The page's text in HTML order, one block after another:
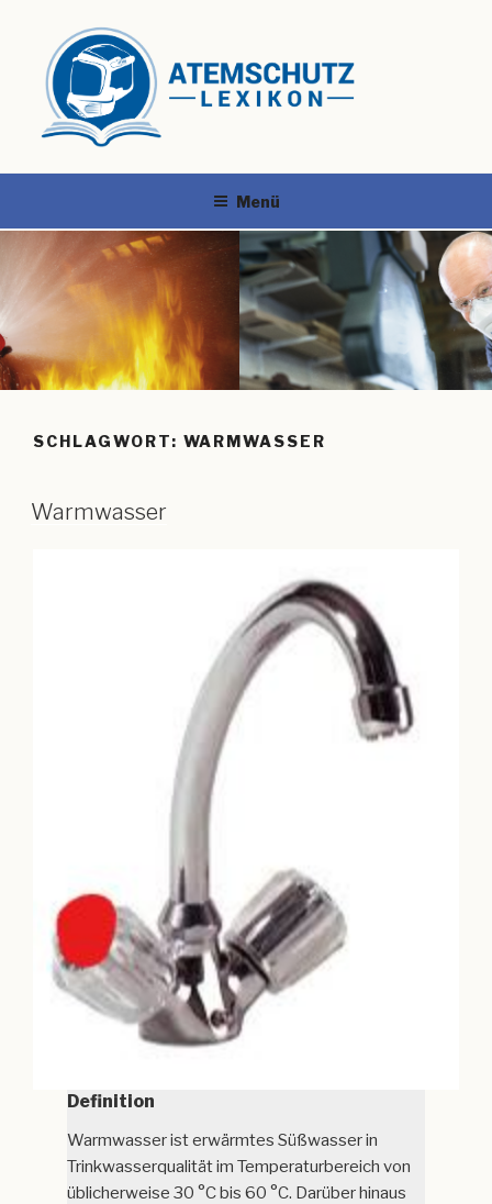
Menü
SCHLAGWORT: WARMWASSER
Warmwasser
Definition
Warmwasser ist erwärmtes Süßwasser in
Trinkwasserqualität im Temperaturbereich von
üblicherweise 30 °C bis 60 °C. Darüber hinaus